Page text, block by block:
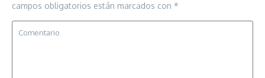
campos obligatorios están marcados con *